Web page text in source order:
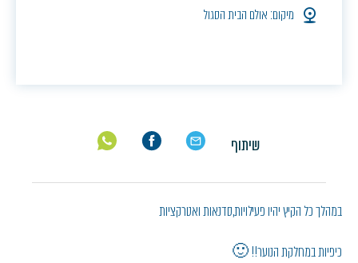
מיקום: אולם הבית הסגול
שיתוף
במהלך כל הקיץ יהיו פעילויות,סדנאות ואטרקציות
כיפיות במחלקת הנוער!! 🙂